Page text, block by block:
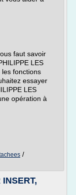
faut savoir
LES
les fonctions
essayer
LES
opération à
/